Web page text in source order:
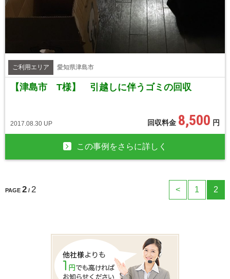
ご利用エリア 愛知県津島市
【津島市 T様】 引越しに伴うゴミの回収
2017.08.30 UP 回収料金 8,500 円
この事例をさらに詳しく
PAGE 2 / 2 < 1 2